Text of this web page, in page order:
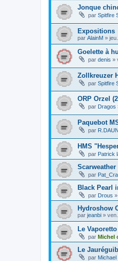
Jonque
par Spitfire
Expositions
par AlainM »
Goelette à
par denis »
Zollkreuzer
par Spitfire
ORP Orzel
par Dragos
Paquebot
par
HMS
par Patrick
Scarweather
par
Black Pearl
par Drous »
Hydroshow
par jeanbi »
Le
par Michel
Le
par Michael